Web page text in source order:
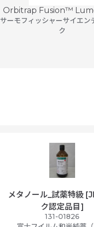
Orbitrap Fusion™
サーモフィッシャーサイエン
ク
メタノール_試薬特級
ク認定品目]
131-01826